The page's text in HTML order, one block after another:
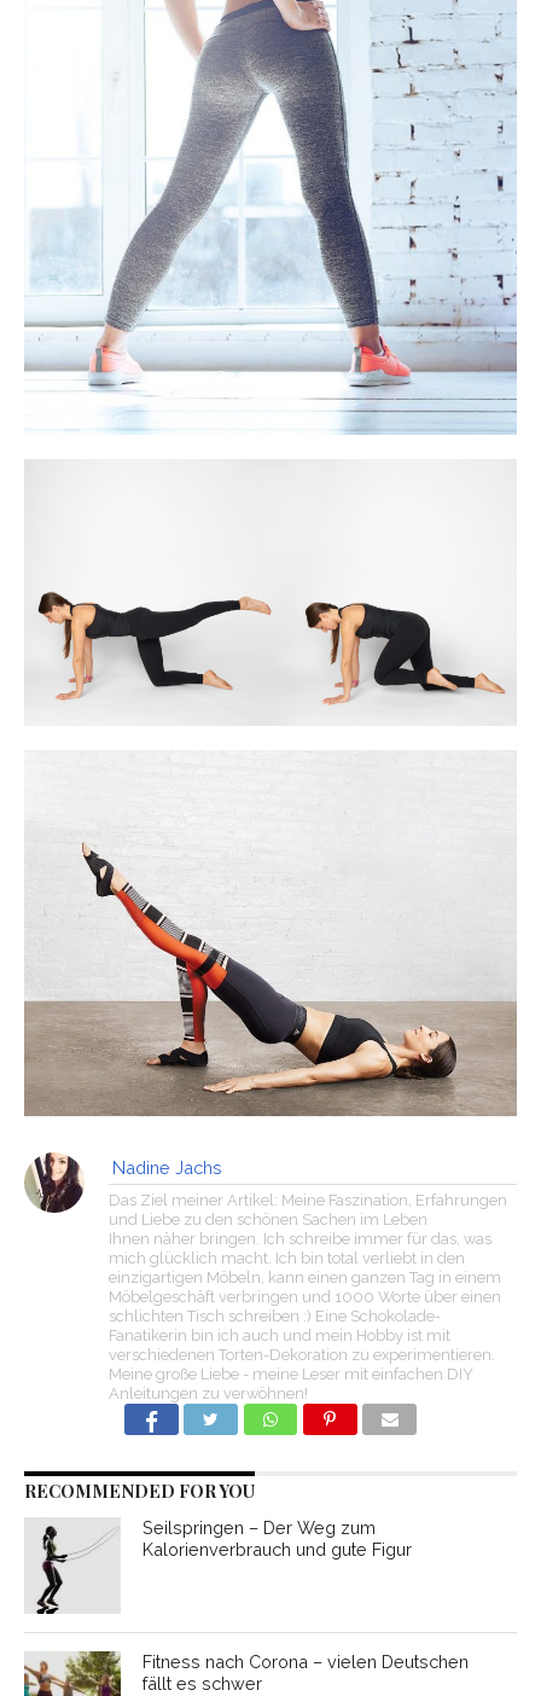
Nadine Jachs
Das Ziel meiner Artikel: Meine Faszination, Erfahrungen
und Liebe zu den schönen Sachen im Leben
Ihnen näher bringen. Ich schreibe immer für das, was
mich glücklich macht. Ich bin total verliebt in den
einzigartigen Möbeln, kann einen ganzen Tag in einem
Möbelgeschäft verbringen und 1000 Worte über einen
schlichten Tisch schreiben :) Eine Schokolade-
Fanatikerin bin ich auch und mein Hobby ist mit
verschiedenen Torten-Dekoration zu experimentieren.
Meine große Liebe - meine Leser mit einfachen DIY
Anleitungen zu verwöhnen!
RECOMMENDED FOR YOU
Seilspringen – Der Weg zum
Kalorienverbrauch und gute Figur
Fitness nach Corona – vielen Deutschen
fällt es schwer